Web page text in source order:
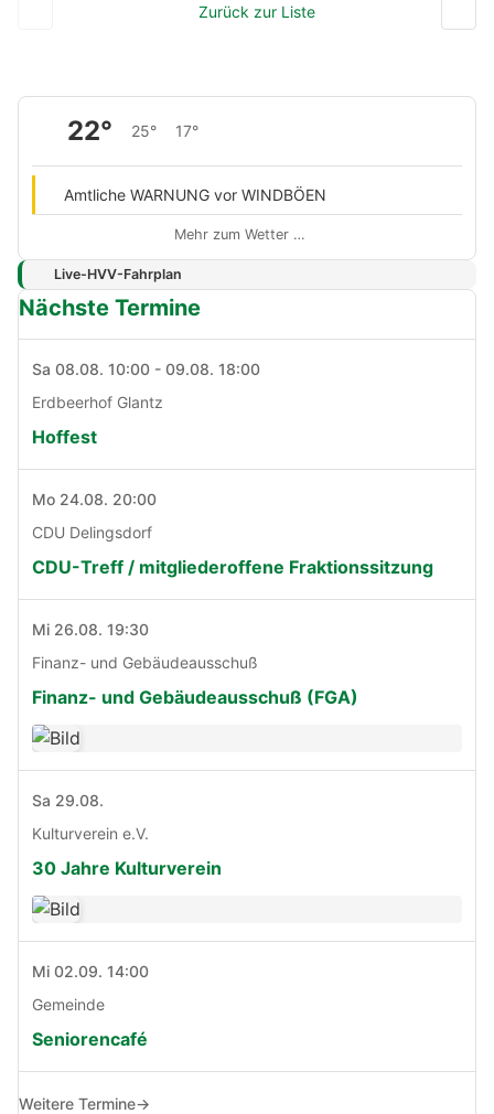
Zurück zur Liste
22° 25° 17°
Amtliche WARNUNG vor WINDBÖEN
Mehr zum Wetter …
Live-HVV-Fahrplan
Nächste Termine
Sa 08.08. 10:00 - 09.08. 18:00
Erdbeerhof Glantz
Hoffest
Mo 24.08. 20:00
CDU Delingsdorf
CDU-Treff / mitgliederoffene Fraktionssitzung
Mi 26.08. 19:30
Finanz- und Gebäudeausschuß
Finanz- und Gebäudeausschuß (FGA)
Sa 29.08.
Kulturverein e.V.
30 Jahre Kulturverein
Mi 02.09. 14:00
Gemeinde
Seniorencafé
Weitere Termine→